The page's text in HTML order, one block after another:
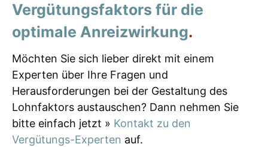
Vergütungsfaktors für die
optimale Anreizwirkung.
Möchten Sie sich lieber direkt mit einem
Experten über Ihre Fragen und
Herausforderungen bei der Gestaltung des
Lohnfaktors austauschen? Dann nehmen Sie
bitte einfach jetzt » Kontakt zu den
Vergütungs-Experten auf.